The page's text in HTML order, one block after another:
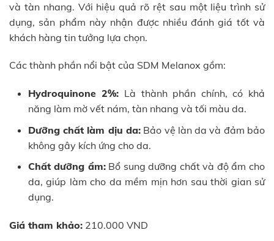
và tàn nhang. Với hiệu quả rõ rệt sau một liệu trình sử
dụng, sản phẩm này nhận được nhiều đánh giá tốt và
khách hàng tin tưởng lựa chọn.
Các thành phần nổi bật của SDM Melanox gồm:
Hydroquinone 2%: Là thành phần chính, có khả
năng làm mờ vết nám, tàn nhang và tối màu da.
Dưỡng chất làm dịu da:Bảo vệ làn da và đảm bảo
không gây kích ứng cho da.
Chất dưỡng ẩm:Bổ sung dưỡng chất và độ ẩm cho
da, giúp làm cho da mềm mịn hơn sau thời gian sử
dụng.
Giá tham khảo: 210.000 VND